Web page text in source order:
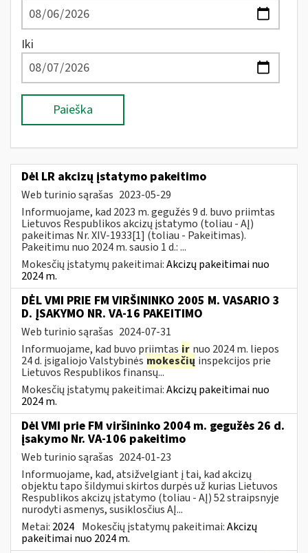
Iki
Paieška
Dėl LR akcizų įstatymo pakeitimo
Web turinio sąrašas 2023-05-29
Informuojame, kad 2023 m. gegužės 9 d. buvo priimtas
Lietuvos Respublikos akcizų įstatymo (toliau - AĮ)
pakeitimas Nr. XIV-1933[1] (toliau - Pakeitimas).
Pakeitimu nuo 2024 m. sausio 1 d.: ...
Mokesčių įstatymų pakeitimai:Akcizų pakeitimai nuo
2024 m.
DĖL VMI PRIE FM VIRŠININKO 2005 M. VASARIO 3
D. ĮSAKYMO NR. VA-16 PAKEITIMO
Web turinio sąrašas 2024-07-31
Informuojame, kad buvo priimtas ir nuo 2024 m. liepos
24 d. įsigaliojo Valstybinės mokesčių inspekcijos prie
Lietuvos Respublikos finansų...
Mokesčių įstatymų pakeitimai:Akcizų pakeitimai nuo
2024 m.
Dėl VMI prie FM viršininko 2004 m. gegužės 26 d.
įsakymo Nr. VA-106 pakeitimo
Web turinio sąrašas 2024-01-23
Informuojame, kad, atsižvelgiant į tai, kad akcizų
objektu tapo šildymui skirtos durpės už kurias Lietuvos
Respublikos akcizų įstatymo (toliau - AĮ) 52 straipsnyje
nurodyti asmenys, susiklosčius AĮ...
Metai: 2024 Mokesčių įstatymų pakeitimai:Akcizų
pakeitimai nuo 2024 m.